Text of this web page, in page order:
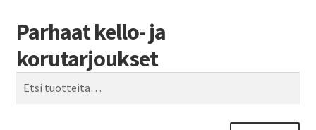
Siirry
navigointiin
Siirry
sisältöön
Parhaat kello- ja
korutarjoukset
Haku